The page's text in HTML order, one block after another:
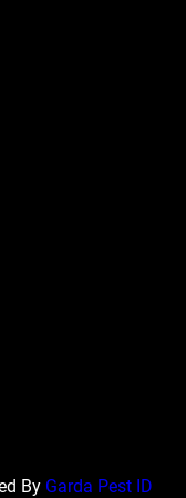
By Garda Pest ID